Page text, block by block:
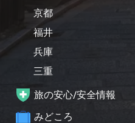
京都
福井
兵庫
三重
旅の安心/安全情報
みどころ